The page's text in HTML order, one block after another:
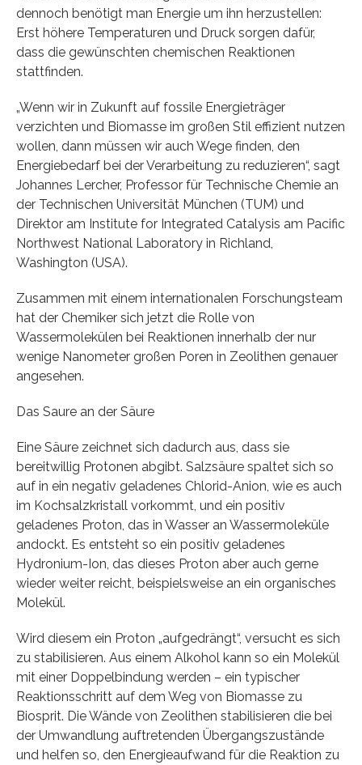
dennoch benötigt man Energie um ihn herzustellen:
Erst höhere Temperaturen und Druck sorgen dafür,
dass die gewünschten chemischen Reaktionen
stattfinden.
„Wenn wir in Zukunft auf fossile Energieträger
verzichten und Biomasse im großen Stil effizient nutzen
wollen, dann müssen wir auch Wege finden, den
Energiebedarf bei der Verarbeitung zu reduzieren“, sagt
Johannes Lercher, Professor für Technische Chemie an
der Technischen Universität München (TUM) und
Direktor am Institute for Integrated Catalysis am Pacific
Northwest National Laboratory in Richland,
Washington (USA).
Zusammen mit einem internationalen Forschungsteam
hat der Chemiker sich jetzt die Rolle von
Wassermolekülen bei Reaktionen innerhalb der nur
wenige Nanometer großen Poren in Zeolithen genauer
angesehen.
Das Saure an der Säure
Eine Säure zeichnet sich dadurch aus, dass sie
bereitwillig Protonen abgibt. Salzsäure spaltet sich so
auf in ein negativ geladenes Chlorid-Anion, wie es auch
im Kochsalzkristall vorkommt, und ein positiv
geladenes Proton, das in Wasser an Wassermoleküle
andockt. Es entsteht so ein positiv geladenes
Hydronium-Ion, das dieses Proton aber auch gerne
wieder weiter reicht, beispielsweise an ein organisches
Molekül.
Wird diesem ein Proton „aufgedrängt“, versucht es sich
zu stabilisieren. Aus einem Alkohol kann so ein Molekül
mit einer Doppelbindung werden – ein typischer
Reaktionsschritt auf dem Weg von Biomasse zu
Biosprit. Die Wände von Zeolithen stabilisieren die bei
der Umwandlung auftretenden Übergangszustände
und helfen so, den Energieaufwand für die Reaktion zu